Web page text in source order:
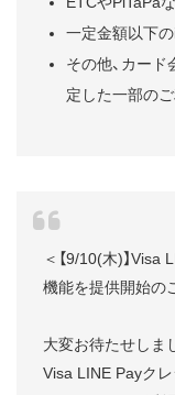
一定金額以下
その他、カード
定した一部の
＜【9/10(木)】
機能を提供開始の
大変お待たせしま
Visa LINE Payク